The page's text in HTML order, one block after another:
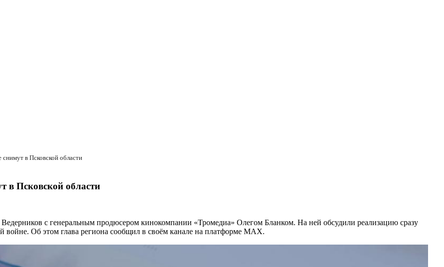
в Псковской области
в Псковской области
с генеральным продюсером кинокомпании «Тромедиа» Олегом Бланком. На ней обсудили реализацию сразу
Об этом глава региона сообщил в своём канале на платформе MAX.